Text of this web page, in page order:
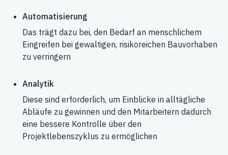
Automatisierung
Das trägt dazu bei, den Bedarf an menschlichem
Eingreifen bei gewaltigen, risikoreichen Bauvorhaben
zu verringern
Analytik
Diese sind erforderlich, um Einblicke in alltägliche
Abläufe zu gewinnen und den Mitarbeitern dadurch
eine bessere Kontrolle über den
Projektlebenszyklus zu ermöglichen